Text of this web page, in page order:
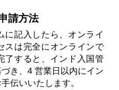
請方法
に記入したら、オンライ
スは完全にオンラインで
了すると、インド入国管
き、4 営業日以内にイン
伝いいたします。